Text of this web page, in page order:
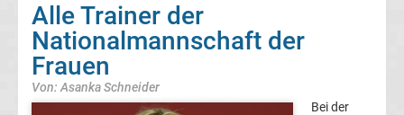
Liste
Afrikas
Alle Trainer der
Nationalmannschaft der
Frauen
Von: Asanka Schneider
Bei der